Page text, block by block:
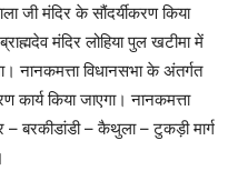
जी मंदिर के सौंदर्यीकरण किया
मंदिर लोहिया पुल खटीमा में
नानकमत्ता विधानसभा के अंतर्गत
कार्य किया जाएगा। नानकमत्ता
बरकीडांडी – कैथुला – टुकड़ी मार्ग